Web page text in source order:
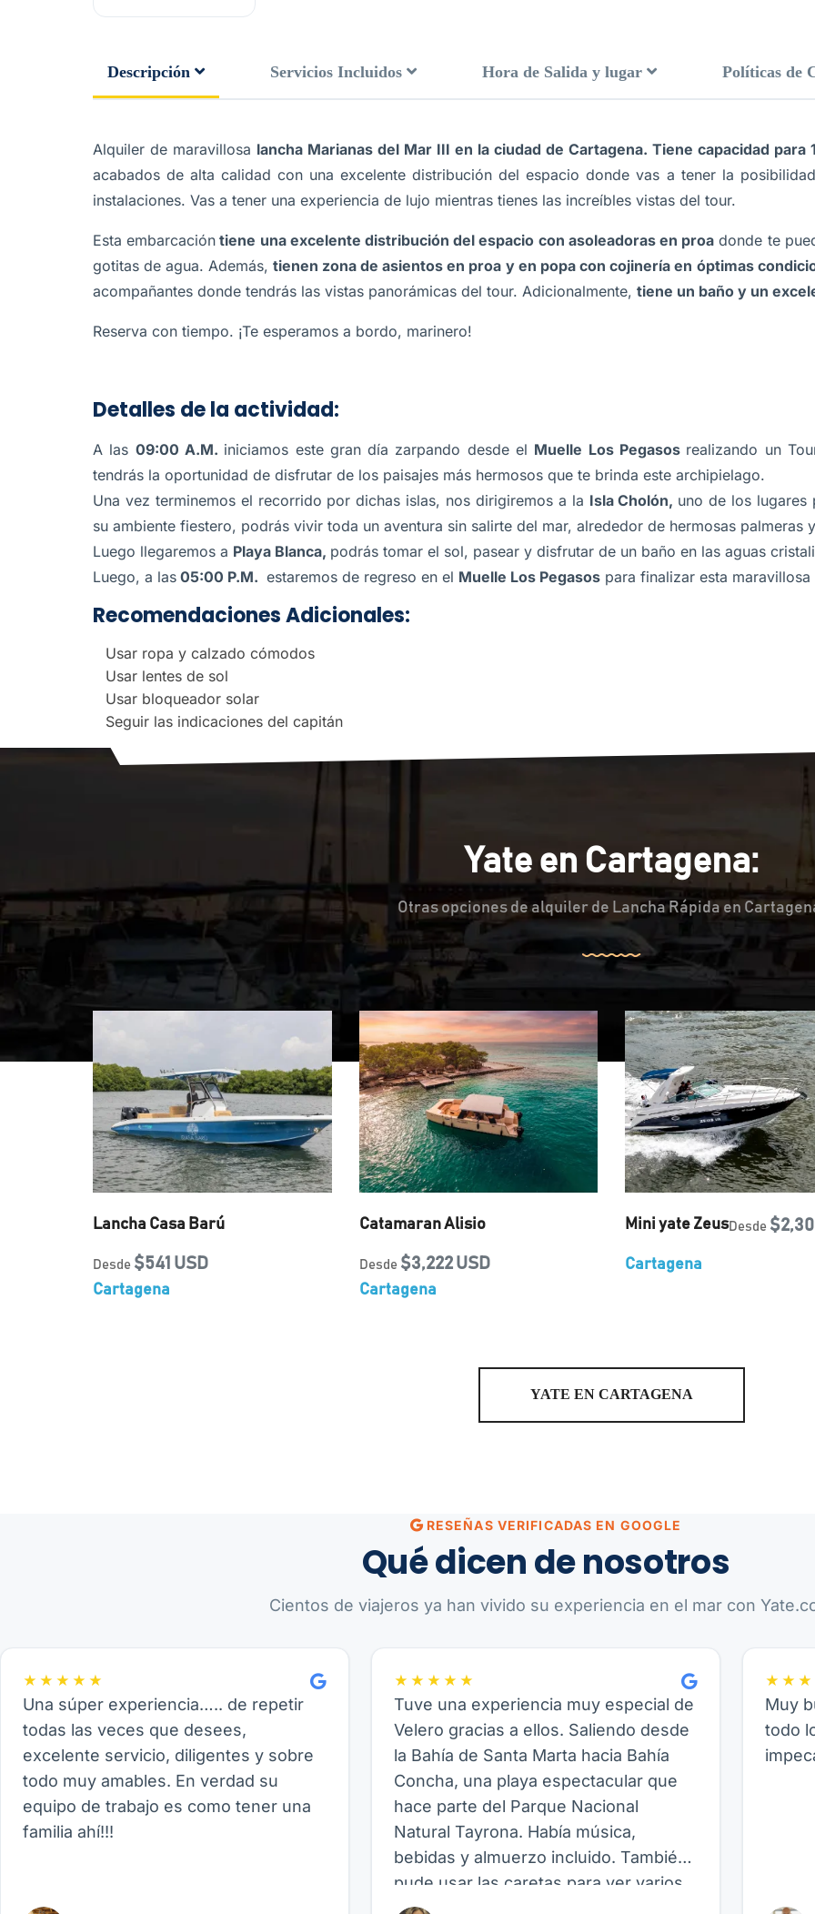
Descripción Servicios Incluidos Hora de Salida y lugar Políticas de
Alquiler de maravillosa lancha Marianas del Mar III en la ciudad de Cartagena. Tiene capacidad para
acabados de alta calidad con una excelente distribución del espacio donde vas a tener la
instalaciones. Vas a tener una experiencia de lujo mientras tienes las increíbles vistas del tour.
Esta embarcación tiene una excelente distribución del espacio con asoleadoras en proa donde te
gotitas de agua. Además, tienen zona de asientos en proa y en popa con cojinería en óptimas
acompañantes donde tendrás las vistas panorámicas del tour. Adicionalmente, tiene un baño y un
Reserva con tiempo. ¡Te esperamos a bordo, marinero!
Detalles de la actividad:
A las 09:00 A.M. iniciamos este gran día zarpando desde el Muelle Los Pegasos realizando un
tendrás la oportunidad de disfrutar de los paisajes más hermosos que te brinda este archipielago.
Una vez terminemos el recorrido por dichas islas, nos dirigiremos a la Isla Cholón, uno de los lugares
su ambiente fiestero, podrás vivir toda un aventura sin salirte del mar, alrededor de hermosas palmeras
Luego llegaremos a Playa Blanca, podrás tomar el sol, pasear y disfrutar de un baño en las aguas
Luego, a las 05:00 P.M. estaremos de regreso en el Muelle Los Pegasos para finalizar esta
Recomendaciones Adicionales:
Usar ropa y calzado cómodos
Usar lentes de sol
Usar bloqueador solar
Seguir las indicaciones del capitán
Yate en Cartagena:
Otras opciones de alquiler de Lancha Rápida en
Lancha Casa Barú
Desde $541 USD
Cartagena
Catamaran Alisio
Desde $3,222 USD
Cartagena
Mini yate ZeusDesde
Cartagena
YATE EN CARTAGENA
RESEÑAS VERIFICADAS EN GOOGLE
Qué dicen de nosotros
Cientos de viajeros ya han vivido su experiencia en el mar con
★★★★★
Una súper experiencia….. de repetir
todas las veces que desees,
excelente servicio, diligentes y sobre
todo muy amables. En verdad su
equipo de trabajo es como tener una
familia ahí!!!
★★★★★
Tuve una experiencia muy especial de
Velero gracias a ellos. Saliendo desde
la Bahía de Santa Marta hacia Bahía
Concha, una playa espectacular que
hace parte del Parque Nacional
Natural Tayrona. Había música,
bebidas y almuerzo incluido. También
pude usar las caretas para ver varios
peces allí, así como hacer paddle
Muy
todo